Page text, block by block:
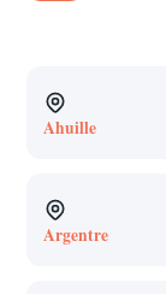
Ahuille
Argentre